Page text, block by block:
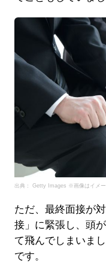
出典： Getty Images ※画像はイメー
ただ、最終面接が
接」に緊張し、頭
て飛んでしまいま
です。